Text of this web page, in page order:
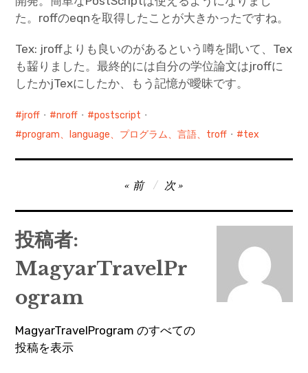
た。roffのeqnを取得したことが大きかったですね。
Tex: jroffよりも良いのがあるという噂を聞いて、Tex
も齧りました。最終的には自分の学位論文はjroffに
したかjTexにしたか、もう記憶が曖昧です。
jroff ・ nroff ・ postscript ・
program、language、プログラム、言語、troff ・ tex
稿
ナ
ビ
ゲ
ー
シ
ョ
ン
前 次
投稿者:
MagyarTravelPr
ogram
MagyarTravelProgram のすべての
投稿を表示